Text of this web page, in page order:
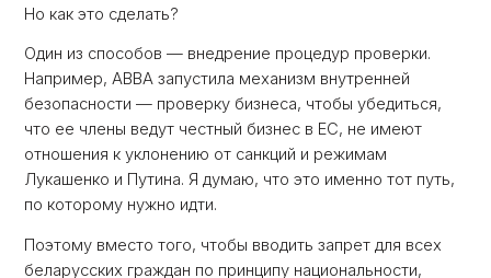
Но как это сделать?
Один из способов — внедрение процедур проверки.
Например, ABBA запустила механизм внутренней
безопасности — проверку бизнеса, чтобы убедиться,
что ее члены ведут честный бизнес в ЕС, не имеют
отношения к уклонению от санкций и режимам
Лукашенко и Путина. Я думаю, что это именно тот путь,
по которому нужно идти.
Поэтому вместо того, чтобы вводить запрет для всех
беларусских граждан по принципу национальности,